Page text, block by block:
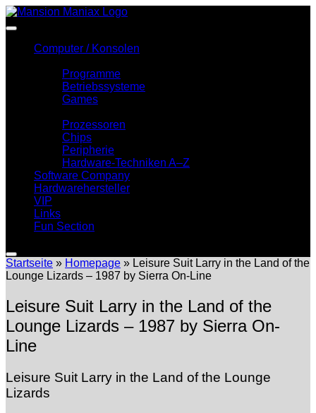
Zum
Inhalt
Computer / Konsolen
Programme
Betriebssysteme
Games
Prozessoren
Chips
Peripherie
Hardware-Techniken A–Z
Software Company
Hardwarehersteller
VIP
Links
Fun Section
Startseite » Homepage » Leisure Suit Larry in the Land of the
Lounge Lizards – 1987 by Sierra On-Line
Leisure Suit Larry in the Land of the
Lounge Lizards – 1987 by Sierra On-
Line
Leisure Suit Larry in the Land of the Lounge
Lizards